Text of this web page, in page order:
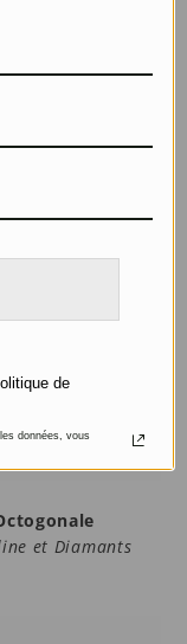
et Diamants
de
données, vous